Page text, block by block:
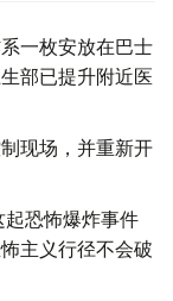
一枚安放在巴士
部已提升附近医
现场，并重新开
起恐怖爆炸事件
主义行径不会破